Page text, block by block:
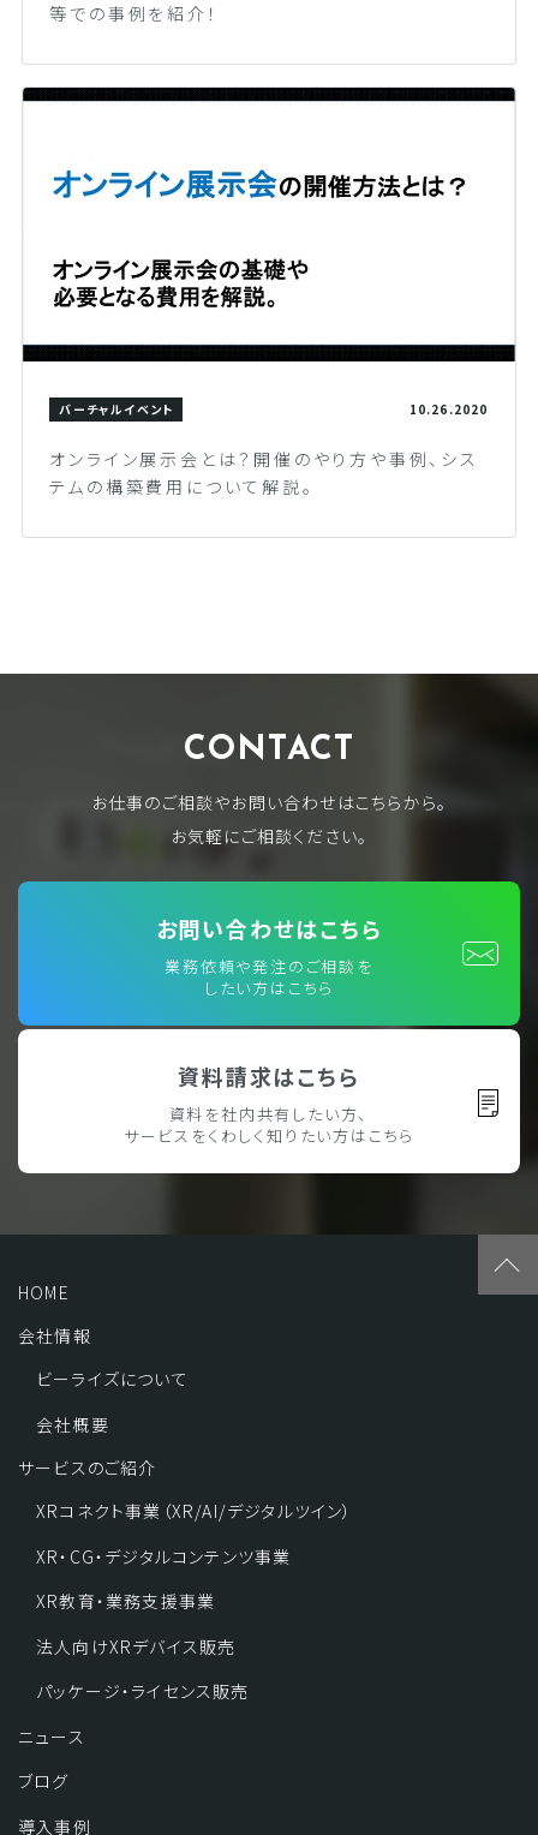
等での事例を紹介！
バーチャルイベント 10.26.2020
オンライン展示会とは？開催のやり方や事例、シス
テムの構築費用について解説。
CONTACT
お仕事のご相談やお問い合わせはこちらから。
お気軽にご相談ください。
お問い合わせはこちら
業務依頼や発注のご相談を
したい方はこちら
資料請求はこちら
資料を社内共有したい方、
サービスをくわしく知りたい方はこちら
HOME
会社情報
ビーライズについて
会社概要
サービスのご紹介
XRコネクト事業（XR/AI/デジタルツイン）
XR・CG・デジタルコンテンツ事業
XR教育・業務支援事業
法人向けXRデバイス販売
パッケージ・ライセンス販売
ニュース
ブログ
導入事例